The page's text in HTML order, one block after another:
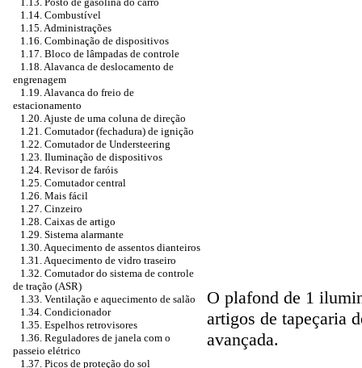
1.14. Combustível
1.15. Administrações
1.16. Combinação de dispositivos
1.17. Bloco de lâmpadas de controle
1.18. Alavanca de deslocamento de
engrenagem
1.19. Alavanca do freio de
estacionamento
1.20. Ajuste de uma coluna de direção
1.21. Comutador (fechadura) de ignição
1.22. Comutador de Understeering
1.23. Iluminação de dispositivos
1.24. Revisor de faróis
1.25. Comutador central
1.26. Mais fácil
1.27. Cinzeiro
1.28. Caixas de artigo
1.29. Sistema alarmante
1.30. Aquecimento de assentos dianteiros
1.31. Aquecimento de vidro traseiro
1.32. Comutador do sistema de controle
de tração (ASR)
1.33. Ventilação e aquecimento de salão
1.34. Condicionador
1.35. Espelhos retrovisores
1.36. Reguladores de janela com o
passeio elétrico
1.37. Picos de proteção do sol
O plafond de 1
artigos de tapeçaria
avançada.